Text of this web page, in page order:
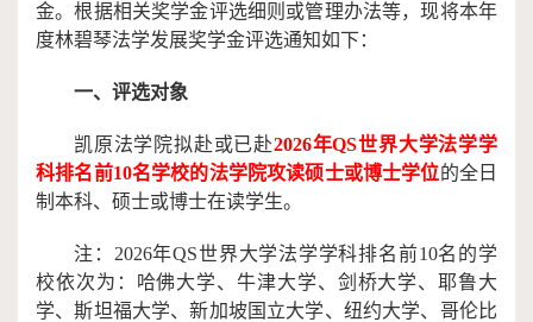
金。根据相关奖学金评选细则或管理办法等，现将本年
度林碧琴法学发展奖学金评选通知如下：
一、评选对象
凯原法学院拟赴或已赴2026年QS世界大学法学学
科排名前10名学校的法学院攻读硕士或博士学位的全日
制本科、硕士或博士在读学生。
注： 2026年QS世界大学法学学科排名前10名的学
校依次为： 哈佛大学、牛津大学、剑桥大学、耶鲁大
学、斯坦福大学、新加坡国立大学、纽约大学、哥伦比